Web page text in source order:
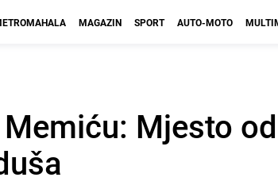
MAGAZIN SPORT AUTO-MOTO
Mjesto